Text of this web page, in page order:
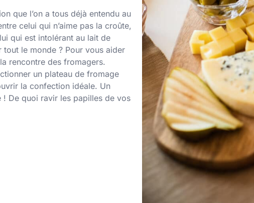
que l’on a tous déjà entendu au
celui qui n’aime pas la croûte,
qui est intolérant au lait de
le monde ? Pour vous aider
rencontre des fromagers.
un plateau de fromage
la confection idéale. Un
De quoi ravir les papilles de vos